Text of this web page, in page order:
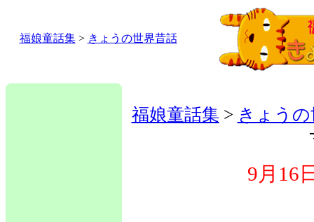
福娘童話集> きょうの世界昔話
福娘童話集 > きょう
9月16